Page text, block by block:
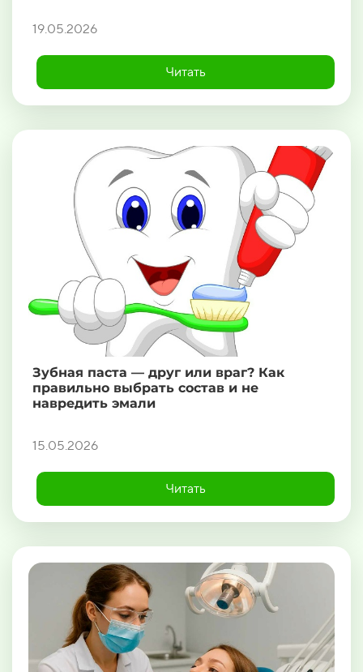
19.05.2026
Читать
Зубная паста — друг или враг? Как
правильно выбрать состав и не
навредить эмали
15.05.2026
Читать